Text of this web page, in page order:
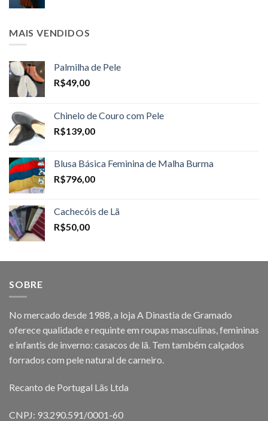
MAIS VENDIDOS
Palmilha de Pele
R$49,00
Chinelo de Couro com Pele
R$139,00
Blusa Básica Feminina de Malha Burma
R$796,00
Cachecóis de Lã
R$50,00
SOBRE
No mercado desde 1988, a loja A Dinastia de Gramado
oferece qualidade e requinte em roupas masculinas, femininas
e infantis de inverno: casacos de lã. Tem também calçados
forrados com pele natural de carneiro.
Recanto de Portugal Lãs Ltda
CNPJ: 93.290.591/0001-60